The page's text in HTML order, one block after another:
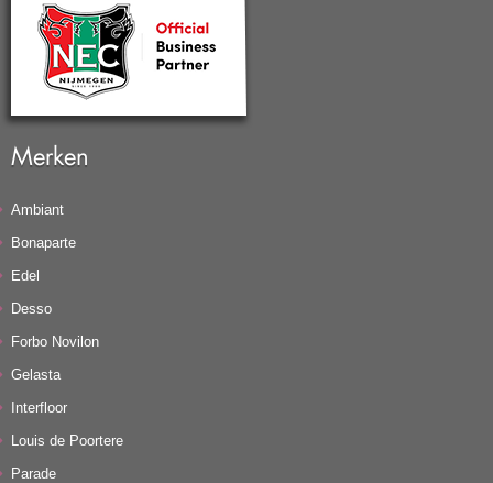
Merken
Ambiant
Bonaparte
Edel
Desso
Forbo Novilon
Gelasta
Interfloor
Louis de Poortere
Parade